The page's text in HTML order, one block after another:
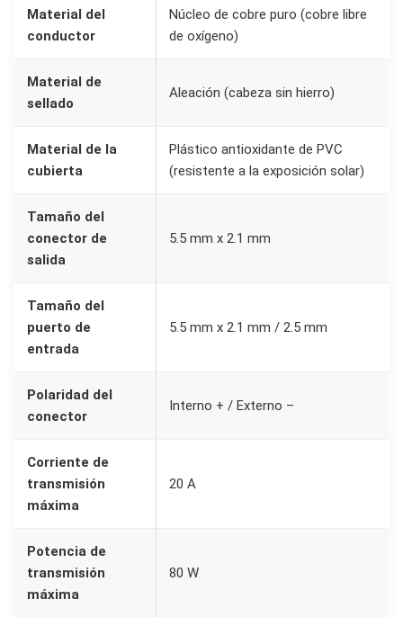
a
c
o
s
a
a
C
C
V
y
e
g
r
i
d
1
Material del
conductor
Núcleo de cobre puro (cobre libre
de oxígeno)
Material de
sellado
Aleación (cabeza sin hierro)
Material de la
cubierta
Plástico antioxidante de PVC
(resistente a la exposición solar)
Tamaño del
conector de
salida
5.5 mm x 2.1 mm
Tamaño del
puerto de
entrada
5.5 mm x 2.1 mm / 2.5 mm
Polaridad del
conector
Interno + / Externo –
Corriente de
transmisión
máxima
20 A
Potencia de
transmisión
máxima
80 W